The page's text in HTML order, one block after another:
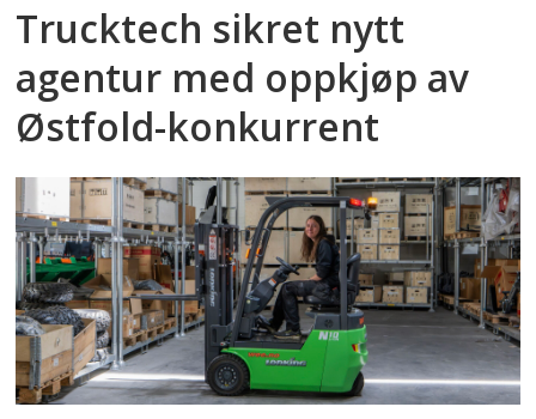
Trucktech sikret nytt
agentur med oppkjøp av
Østfold-konkurrent